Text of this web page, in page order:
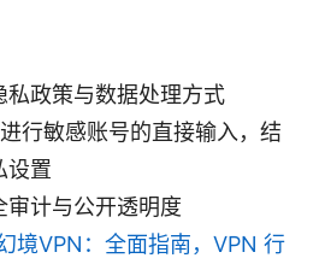
私政策与数据处理方式
行敏感账号的直接输入，结
设置
审计与公开透明度
境VPN：全面指南，VPN 行